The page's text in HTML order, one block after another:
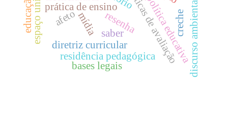
resenha
diretriz curricular
prática de ensino políticas de avaliação
saber política educativadiscurso ambiental
mídia
residência pedagógica
e
d
u
c
a
ç
ã
o
f
í
s
i
c
a creche
bases legais
afeto